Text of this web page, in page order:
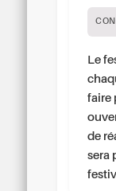
Le
faire
de
sera